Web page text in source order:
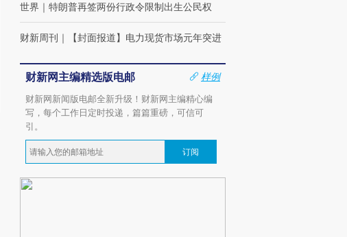
世界 ｜ 特朗普再签两份行政令限制出生公民权
财新周刊 ｜ 【封面报道】电力现货市场元年突进
财新网主编精选版电邮
样例
财新网新闻版电邮全新升级！财新网主编精心编
写，每个工作日定时投递，篇篇重磅，可信可
引。
订阅